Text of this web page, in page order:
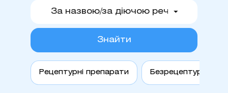
Знайти
Рецептурні препарати Безрецептурні